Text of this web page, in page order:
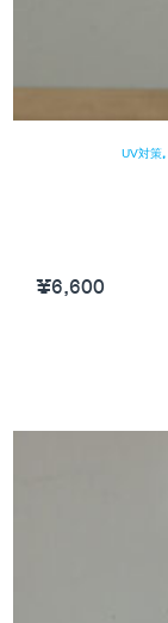
¥
UV対策,
¥6,600